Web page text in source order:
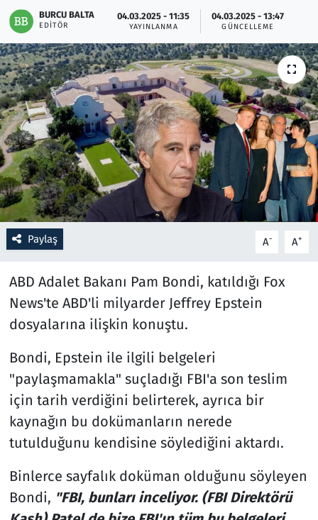
BURCU BALTA
EDITÖR
04.03.2025 - 11:35
YAYINLANMA
04.03.2025 - 13:47
GÜNCELLEME
Paylaş A- A+
ABD Adalet Bakanı Pam Bondi, katıldığı Fox
News'te ABD'li milyarder Jeffrey Epstein
dosyalarına ilişkin konuştu.
Bondi, Epstein ile ilgili belgeleri
"paylaşmamakla" suçladığı FBI'a son teslim
için tarih verdiğini belirterek, ayrıca bir
kaynağın bu dokümanların nerede
tutulduğunu kendisine söylediğini aktardı.
Binlerce sayfalık doküman olduğunu söyleyen
Bondi, "FBI, bunları inceliyor. (FBI Direktörü
Resmi İlanlar
Rüya Tabirleri
Sağlık
Savunma Sanayi
Seçim 2023
Spor
Teknoloji ve Bilim
Televizyon